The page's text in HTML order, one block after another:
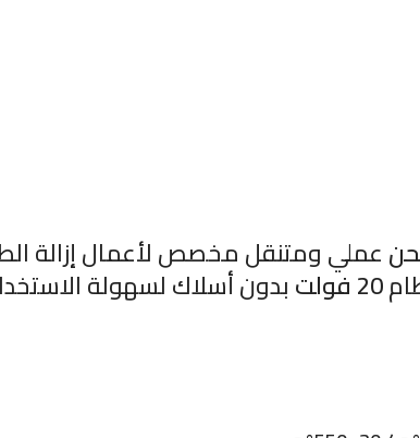
عملي ومتنقل مخصص لأعمال إزالة
20 فولت
بدون أسلاك لسهولة